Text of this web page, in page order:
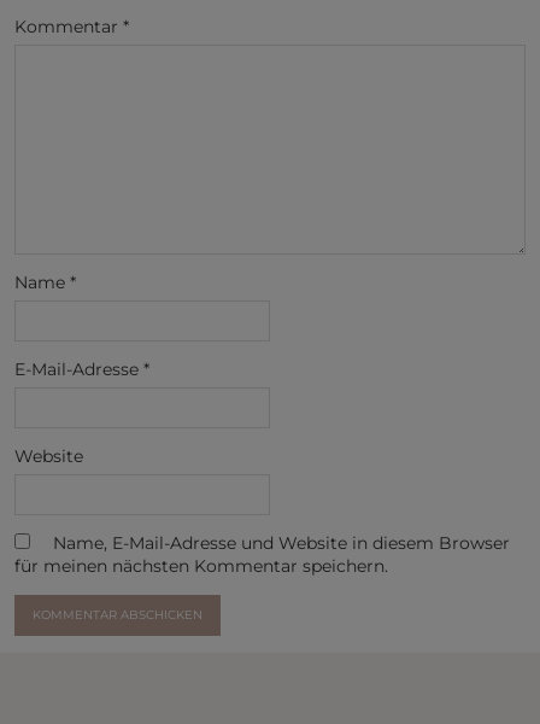
Kommentar *
Name *
E-Mail-Adresse *
Website
Name, E-Mail-Adresse und Website in diesem Browser
für meinen nächsten Kommentar speichern.